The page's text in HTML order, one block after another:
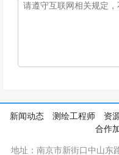
新闻动态 测绘工程师 资
合作
地址：南京市新街口中山